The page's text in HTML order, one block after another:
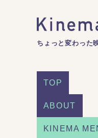
ちょっと変わった
TOP
ABOUT
KINEMA